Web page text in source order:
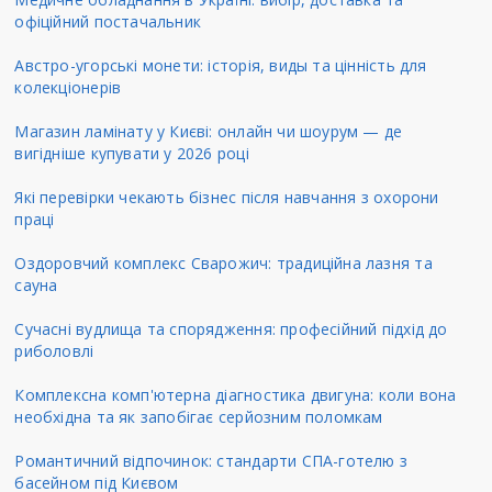
офіційний постачальник
Австро-угорські монети: історія, виды та цінність для
колекціонерів
Магазин ламінату у Києві: онлайн чи шоурум — де
вигідніше купувати у 2026 році
Які перевірки чекають бізнес після навчання з охорони
праці
Оздоровчий комплекс Сварожич: традиційна лазня та
сауна
Сучасні вудлища та спорядження: професійний підхід до
риболовлі
Комплексна комп'ютерна діагностика двигуна: коли вона
необхідна та як запобігає серйозним поломкам
Романтичний відпочинок: стандарти СПА-готелю з
басейном під Києвом